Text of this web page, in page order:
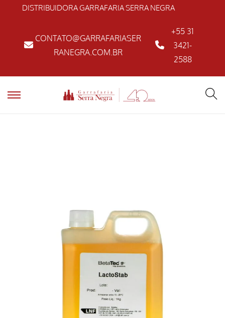
DISTRIBUIDORA GARRAFARIA SERRA NEGRA
CONTATO@GARRAFARIASER
RANEGRA.COM.BR
+55 31
3421-
2588